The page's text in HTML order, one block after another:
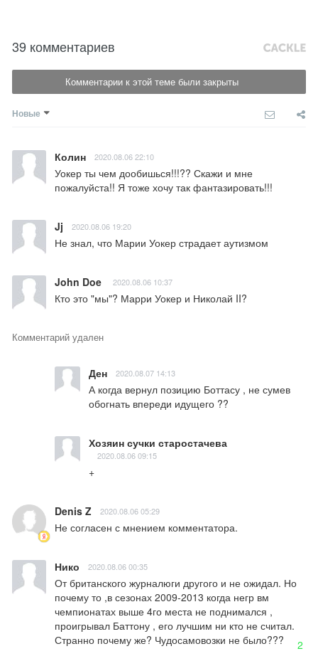
39 комментариев
Комментарии к этой теме были закрыты
Новые
Колин 2020.08.06 22:10
Уокер ты чем дообишься!!!?? Скажи и мне
пожалуйста!! Я тоже хочу так фантазировать!!!
Jj 2020.08.06 19:20
Не знал, что Марии Уокер страдает аутизмом
John Doe 2020.08.06 10:37
Кто это "мы"? Марри Уокер и Николай II?
Комментарий удален
Ден 2020.08.07 14:13
А когда вернул позицию Боттасу , не сумев
обогнать впереди идущего ??
Хозяин сучки старостачева
2020.08.06 09:15
+
Denis Z 2020.08.06 05:29
Не согласен с мнением комментатора.
Нико 2020.08.06 00:35
От британского журналюги другого и не ожидал. Но
почему то ,в сезонах 2009-2013 когда негр вм
чемпионатах выше 4го места не поднимался ,
проигрывал Баттону , его лучшим ни кто не считал.
Странно почему же? Чудосамовозки не было???
2